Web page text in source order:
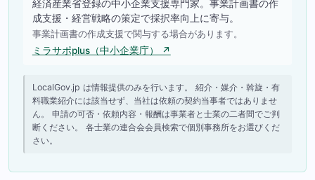
経済産業省登録の中小企業支援専門家。事業計画書の作
成支援・経営戦略の策定で採択率向上に寄与。
事業計画書の作成支援で関与する場合があります。
ミラサポplus（中小企業庁） ↗
LocalGov.jp は情報提供のみを行います。 紹介・媒介・斡旋・有
料職業紹介には該当せず、当社は依頼の契約当事者ではありませ
ん。 申請の可否・依頼内容・報酬は事業者と士業の二者間でご判
断ください。 各士業の連合会会員検索で個別事務所をお選びくだ
さい。